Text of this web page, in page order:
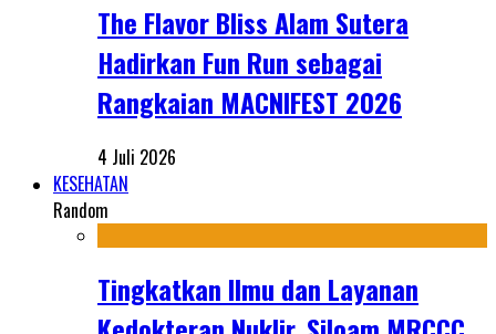
The Flavor Bliss Alam Sutera
Hadirkan Fun Run sebagai
Rangkaian MACNIFEST 2026
4 Juli 2026
KESEHATAN
Random
Tingkatkan Ilmu dan Layanan